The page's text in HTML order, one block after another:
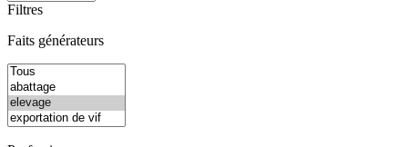
Filtres
Faits générateurs